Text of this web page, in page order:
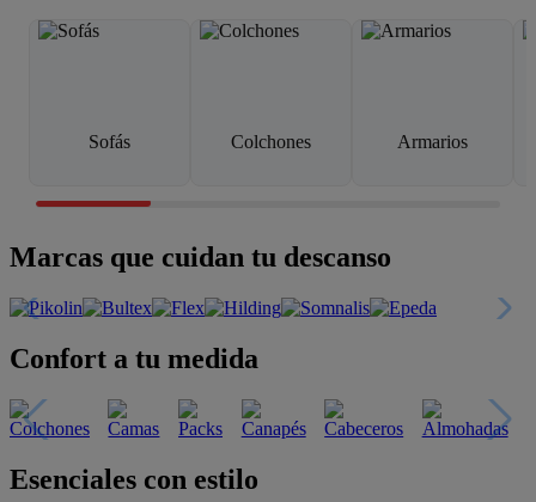
Sofás Colchones Armarios
Marcas que cuidan tu descanso
Confort a tu medida
Esenciales con estilo